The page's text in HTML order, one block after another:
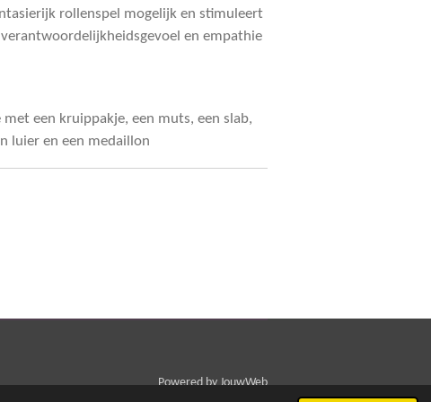
rollenspel mogelijk en stimuleert
en empathie
een kruippakje, een muts, een slab,
luier en een medaillon
Powered byJouwWeb